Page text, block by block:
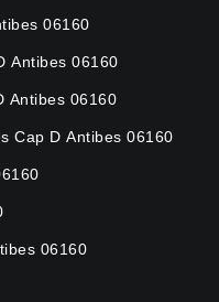
06160
Antibes 06160
Antibes 06160
Cap D Antibes 06160
06160